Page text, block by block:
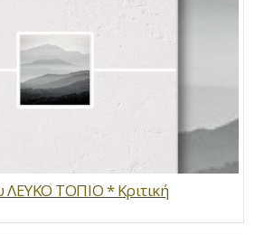
ΛΕΥΚΟ ΤΟΠΙΟ * Κριτική